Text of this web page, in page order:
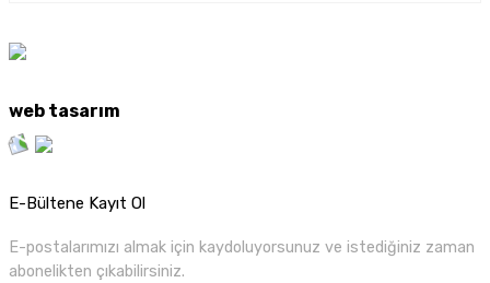
web tasarım
E-Bültene Kayıt Ol
E-postalarımızı almak için kaydoluyorsunuz ve istediğiniz zaman
abonelikten çıkabilirsiniz.